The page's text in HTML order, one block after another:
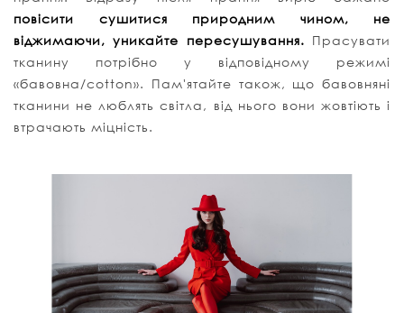
повісити сушитися природним чином, не
віджимаючи, уникайте пересушування. Прасувати
тканину потрібно у відповідному режимі
«бавовна/cotton». Пам'ятайте також, що бавовняні
тканини не люблять світла, від нього вони жовтіють і
втрачають міцність.